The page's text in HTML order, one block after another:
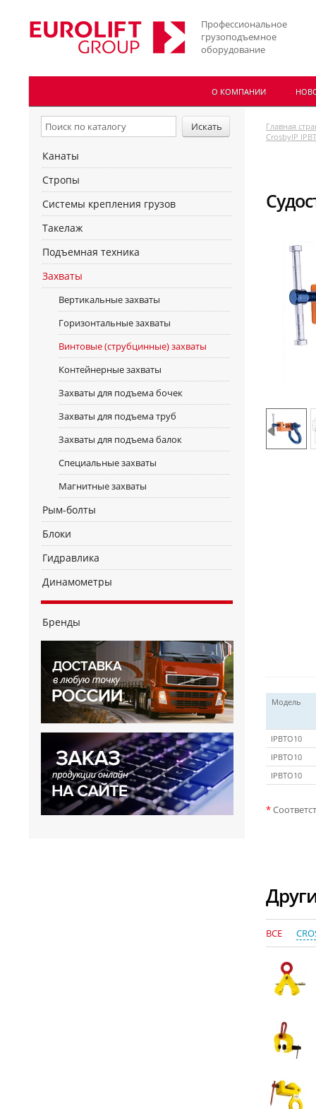
Профессиональное
грузоподъемное
оборудование
О КОМПАНИИ
Канаты
Стропы
Системы крепления грузов
Такелаж
Подъемная техника
Захваты
Вертикальные захваты
Горизонтальные захваты
Винтовые (струбцинные) захваты
Контейнерные захваты
Захваты для подъема бочек
Захваты для подъема труб
Захваты для подъема балок
Специальные захваты
Магнитные захваты
Рым-болты
Блоки
Гидравлика
Динамометры
Бренды
Главная
CrosbyIP
Модель
IPBTO10
IPBTO10
IPBTO10
*
ВСЕ